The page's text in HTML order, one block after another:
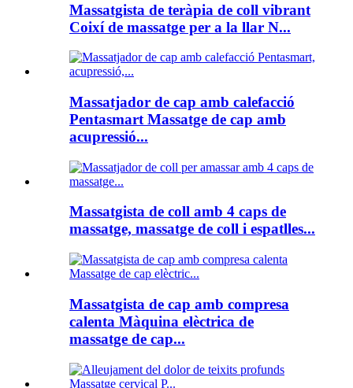
Massatgista de teràpia de coll vibrant
Coixí de massatge per a la llar N...
Massatjador de cap amb calefacció
Pentasmart Massatge de cap amb
acupressió...
Massatgista de coll amb 4 caps de
massatge, massatge de coll i espatlles...
Massatgista de cap amb compresa
calenta Màquina elèctrica de
massatge de cap...